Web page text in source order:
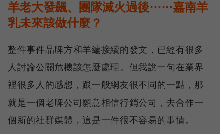
羊老大發飆、團隊滅火過後⋯⋯嘉南羊
乳未來該做什麼？
整件事件品牌方和羊編接續的發文，已經有很多
人討論公關危機該怎麼處理。但我說一句在業界
裡很多人的感想，跟一般網友很不同的一點，那
就是一個老牌公司願意相信行銷公司，去合作一
個新的社群媒體，這是一件很不容易的事情。